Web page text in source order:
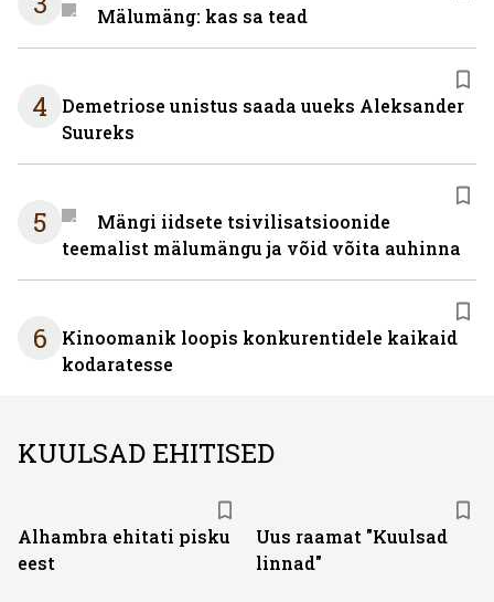
Mälumäng: kas sa tead
4
Demetriose unistus saada uueks Aleksander
Suureks
5
Mängi iidsete tsivilisatsioonide
teemalist mälumängu ja võid võita auhinna
6
Kinoomanik loopis konkurentidele kaikaid
kodaratesse
KUULSAD EHITISED
Alhambra ehitati pisku
eest
Uus raamat "Kuulsad
linnad"